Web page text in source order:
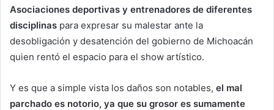
Asociaciones deportivas y entrenadores de diferentes
disciplinas para expresar su malestar ante la
desobligación y desatención del gobierno de Michoacán
quien rentó el espacio para el show artístico.
Y es que a simple vista los daños son notables, el mal
parchado es notorio, ya que su grosor es sumamente